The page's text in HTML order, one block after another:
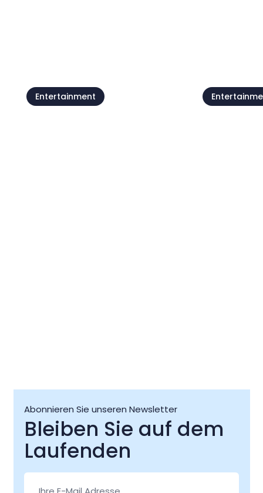
Entertainment
Abonnieren Sie unseren Newsletter
Bleiben Sie auf dem
Laufenden